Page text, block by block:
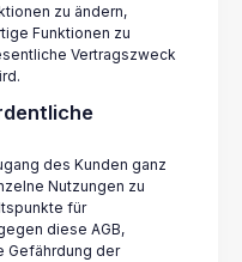
zu ändern,
Funktionen zu
Vertragszweck
des Kunden ganz
Nutzungen zu
für
diese AGB,
Gefährdung der